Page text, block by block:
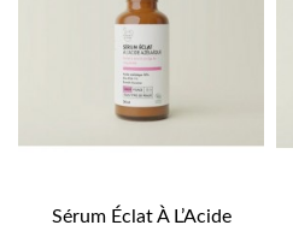
Sérum Éclat À L’Acide